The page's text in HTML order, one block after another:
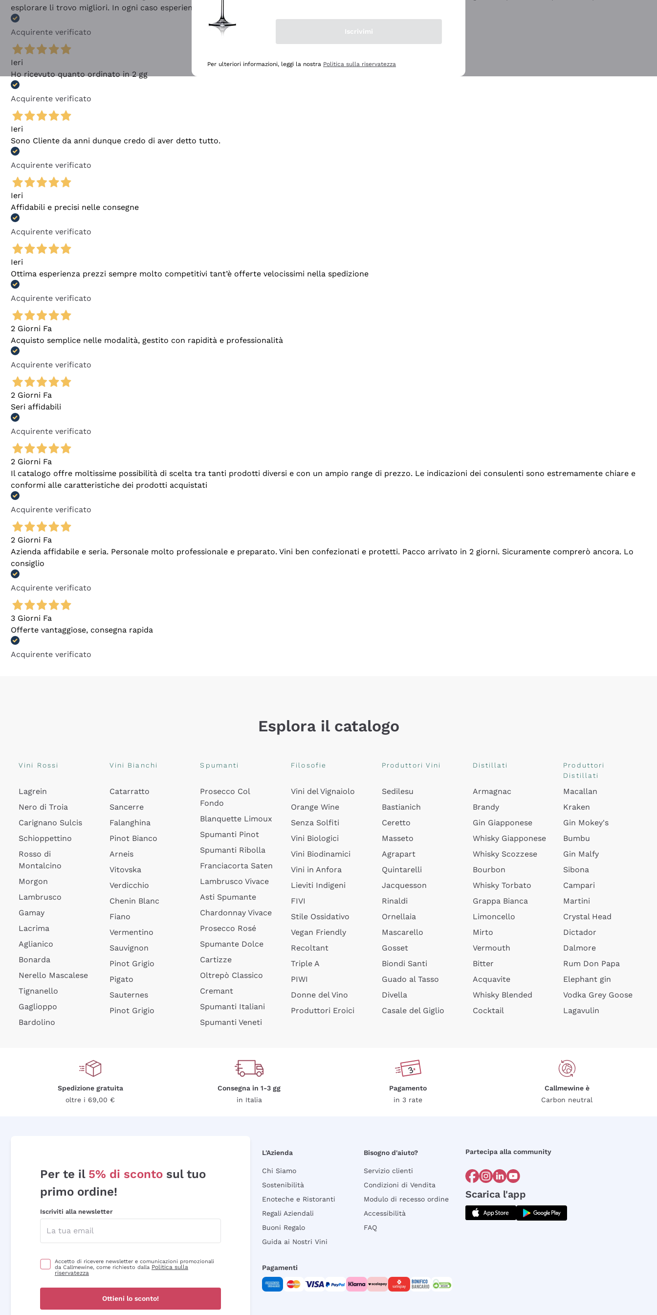
esplorare li trovo migliori. In ogni caso esperienza buona e lo consiglio! 👍
Acquirente verificato
Ieri
Ho ricevuto quanto ordinato in 2 gg
Acquirente verificato
Ieri
Sono Cliente da anni dunque credo di aver detto tutto.
Acquirente verificato
Ieri
Affidabili e precisi nelle consegne
Acquirente verificato
Ieri
Ottima esperienza prezzi sempre molto competitivi tant’è offerte velocissimi nella spedizione
Acquirente verificato
2 Giorni Fa
Acquisto semplice nelle modalità, gestito con rapidità e professionalità
Acquirente verificato
2 Giorni Fa
Seri affidabili
Acquirente verificato
2 Giorni Fa
Il catalogo offre moltissime possibilità di scelta tra tanti prodotti diversi e con un ampio range di prezzo. Le indicazioni dei consulenti sono estremamente chiare e
conformi alle caratteristiche dei prodotti acquistati
Acquirente verificato
2 Giorni Fa
Azienda affidabile e seria. Personale molto professionale e preparato. Vini ben confezionati e protetti. Pacco arrivato in 2 giorni. Sicuramente comprerò ancora. Lo
consiglio
Acquirente verificato
3 Giorni Fa
Offerte vantaggiose, consegna rapida
Acquirente verificato
Esplora il catalogo
Vini Rossi
Lagrein
Nero di Troia
Carignano Sulcis
Schioppettino
Rosso di
Montalcino
Morgon
Lambrusco
Gamay
Lacrima
Aglianico
Bonarda
Nerello Mascalese
Tignanello
Gaglioppo
Bardolino
Vini Bianchi
Catarratto
Sancerre
Falanghina
Pinot Bianco
Arneis
Vitovska
Verdicchio
Chenin Blanc
Fiano
Vermentino
Sauvignon
Pinot Grigio
Pigato
Sauternes
Pinot Grigio
Spumanti
Prosecco Col
Fondo
Blanquette Limoux
Spumanti Pinot
Spumanti Ribolla
Franciacorta Saten
Lambrusco Vivace
Asti Spumante
Chardonnay Vivace
Prosecco Rosé
Spumante Dolce
Cartizze
Oltrepò Classico
Cremant
Spumanti Italiani
Spumanti Veneti
Filosofie
Vini del Vignaiolo
Orange Wine
Senza Solfiti
Vini Biologici
Vini Biodinamici
Vini in Anfora
Lieviti Indigeni
FIVI
Stile Ossidativo
Vegan Friendly
Recoltant
Triple A
PIWI
Donne del Vino
Produttori Eroici
Produttori Vini
Sedilesu
Bastianich
Ceretto
Masseto
Agrapart
Quintarelli
Jacquesson
Rinaldi
Ornellaia
Mascarello
Gosset
Biondi Santi
Guado al Tasso
Divella
Casale del Giglio
Distillati
Armagnac
Brandy
Gin Giapponese
Whisky Giapponese
Whisky Scozzese
Bourbon
Whisky Torbato
Grappa Bianca
Limoncello
Mirto
Vermouth
Bitter
Acquavite
Whisky Blended
Cocktail
Produttori
Distillati
Macallan
Kraken
Gin Mokey's
Bumbu
Gin Malfy
Sibona
Campari
Martini
Crystal Head
Dictador
Dalmore
Rum Don Papa
Elephant gin
Vodka Grey Goose
Lagavulin
Spedizione gratuita
oltre i 69,00 €
Consegna in 1-3 gg
in Italia
Pagamento
in 3 rate
Callmewine è
Carbon neutral
Per te il 5% di sconto sul tuo
primo ordine!
Iscriviti alla newsletter
Accetto di ricevere newsletter e comunicazioni promozionali
da Callmewine, come richiesto dalla Politica sulla
riservatezza
Ottieni lo sconto!
L'Azienda
Chi Siamo
Sostenibilità
Enoteche e Ristoranti
Regali Aziendali
Buoni Regalo
Guida ai Nostri Vini
Bisogno d'aiuto?
Servizio clienti
Condizioni di Vendita
Modulo di recesso ordine
Accessibilità
FAQ
Partecipa alla community
Scarica l'app
Pagamenti
Iscrivimi
Per ulteriori informazioni, leggi la nostra Politica sulla riservatezza